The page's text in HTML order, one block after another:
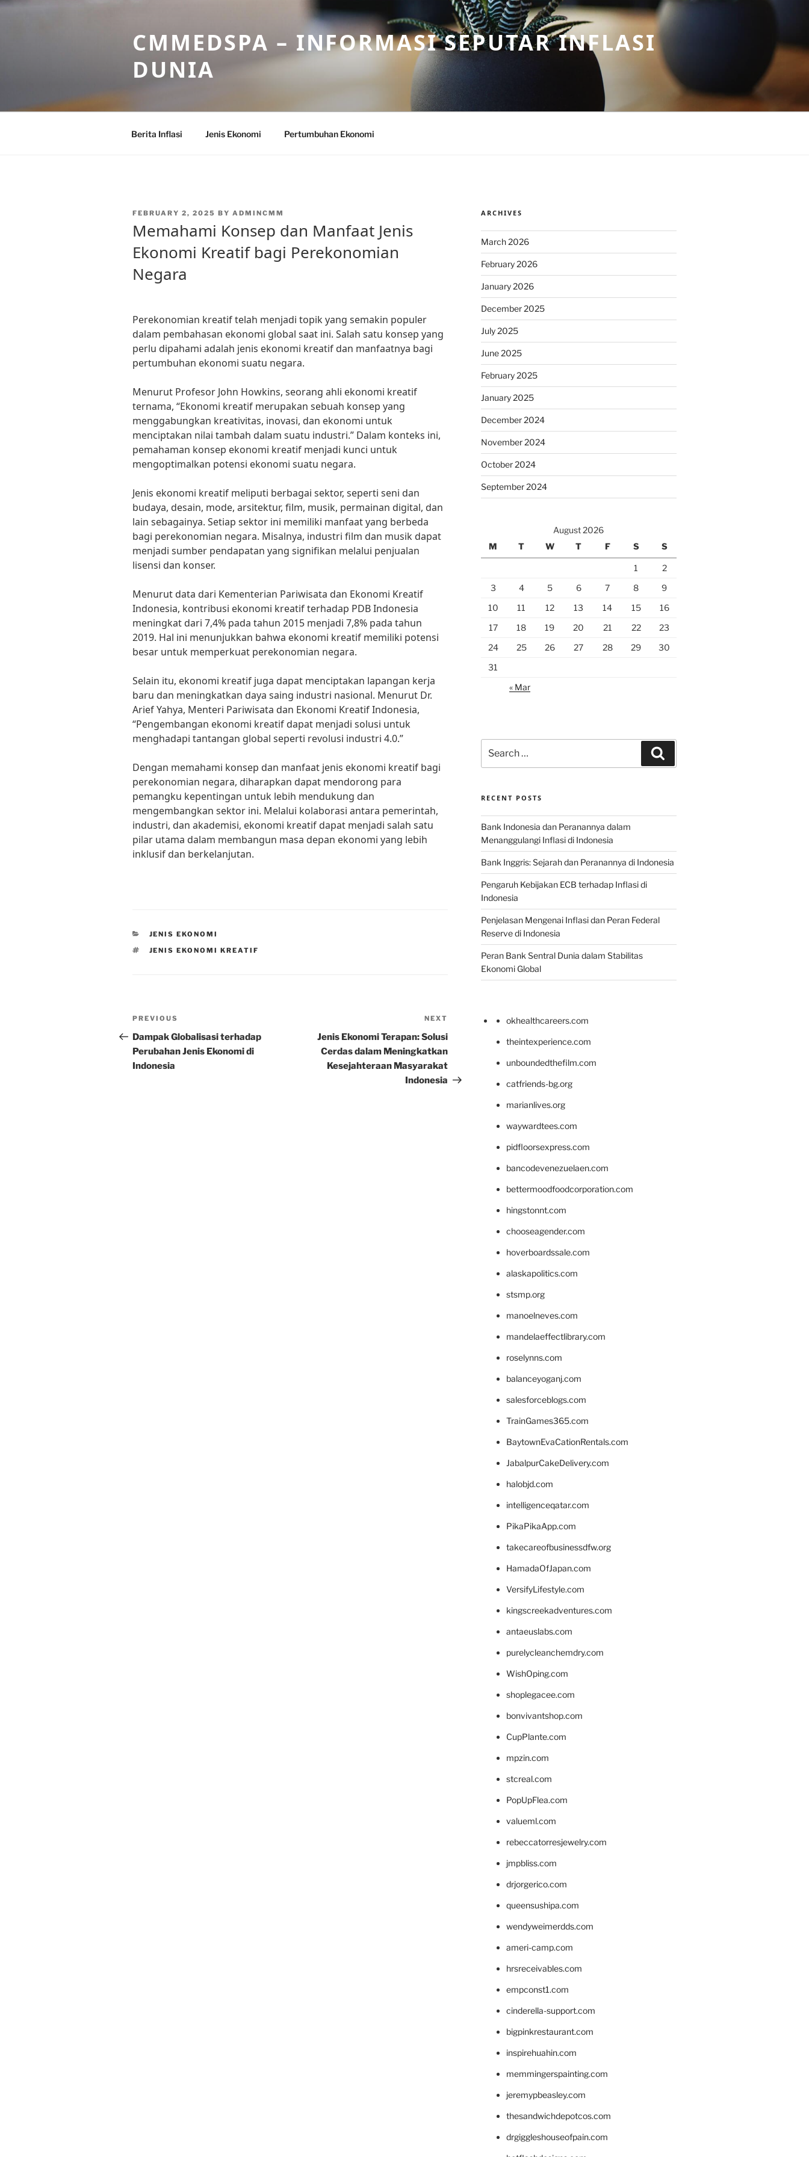
Skip
CMMEDSPA – INFORMASI SEPUTAR INFLASI
DUNIA
Berita Inflasi Jenis Ekonomi Pertumbuhan Ekonomi
POSTED
FEBRUARY 2, 2025 BY ADMINCMM
Memahami Konsep dan Manfaat Jenis
Ekonomi Kreatif bagi Perekonomian
Negara
Perekonomian kreatif telah menjadi topik yang semakin populer
dalam pembahasan ekonomi global saat ini. Salah satu konsep yang
perlu dipahami adalah jenis ekonomi kreatif dan manfaatnya bagi
pertumbuhan ekonomi suatu negara.
Menurut Profesor John Howkins, seorang ahli ekonomi kreatif
ternama, “Ekonomi kreatif merupakan sebuah konsep yang
menggabungkan kreativitas, inovasi, dan ekonomi untuk
menciptakan nilai tambah dalam suatu industri.” Dalam konteks ini,
pemahaman konsep ekonomi kreatif menjadi kunci untuk
mengoptimalkan potensi ekonomi suatu negara.
Jenis ekonomi kreatif meliputi berbagai sektor, seperti seni dan
budaya, desain, mode, arsitektur, film, musik, permainan digital, dan
lain sebagainya. Setiap sektor ini memiliki manfaat yang berbeda
bagi perekonomian negara. Misalnya, industri film dan musik dapat
menjadi sumber pendapatan yang signifikan melalui penjualan
lisensi dan konser.
Menurut data dari Kementerian Pariwisata dan Ekonomi Kreatif
Indonesia, kontribusi ekonomi kreatif terhadap PDB Indonesia
meningkat dari 7,4% pada tahun 2015 menjadi 7,8% pada tahun
2019. Hal ini menunjukkan bahwa ekonomi kreatif memiliki potensi
besar untuk memperkuat perekonomian negara.
Selain itu, ekonomi kreatif juga dapat menciptakan lapangan kerja
baru dan meningkatkan daya saing industri nasional. Menurut Dr.
Arief Yahya, Menteri Pariwisata dan Ekonomi Kreatif Indonesia,
“Pengembangan ekonomi kreatif dapat menjadi solusi untuk
menghadapi tantangan global seperti revolusi industri 4.0.”
Dengan memahami konsep dan manfaat jenis ekonomi kreatif bagi
perekonomian negara, diharapkan dapat mendorong para
pemangku kepentingan untuk lebih mendukung dan
mengembangkan sektor ini. Melalui kolaborasi antara pemerintah,
industri, dan akademisi, ekonomi kreatif dapat menjadi salah satu
pilar utama dalam membangun masa depan ekonomi yang lebih
inklusif dan berkelanjutan.
CATEGORIES
JENIS EKONOMI
TAGS
JENIS EKONOMI KREATIF
Post
navigation
Previous
Post
PREVIOUS
Dampak Globalisasi terhadap
Perubahan Jenis Ekonomi di
Indonesia
Post
NEXT
Jenis Ekonomi Terapan: Solusi
Cerdas dalam Meningkatkan
Kesejahteraan Masyarakat
Indonesia
ARCHIVES
March 2026
February 2026
January 2026
December 2025
July 2025
June 2025
February 2025
January 2025
December 2024
November 2024
October 2024
September 2024
August 2026
M
T W T F S S
1
2
3
4 5 6 7 8
9
10
11 12 13 14 15
16
17
18 19 20 21 22
23
24
25 26 27 28 29
30
31
« Mar
for:
RECENT POSTS
Bank Indonesia dan Peranannya dalam
Menanggulangi Inflasi di Indonesia
Bank Inggris: Sejarah dan Peranannya di Indonesia
Pengaruh Kebijakan ECB terhadap Inflasi di
Indonesia
Penjelasan Mengenai Inflasi dan Peran Federal
Reserve di Indonesia
Peran Bank Sentral Dunia dalam Stabilitas
Ekonomi Global
okhealthcareers.com
theintexperience.com
unboundedthefilm.com
catfriends-bg.org
marianlives.org
waywardtees.com
pidfloorsexpress.com
bancodevenezuelaen.com
bettermoodfoodcorporation.com
hingstonnt.com
chooseagender.com
hoverboardssale.com
alaskapolitics.com
stsmp.org
manoelneves.com
mandelaeffectlibrary.com
roselynns.com
balanceyoganj.com
salesforceblogs.com
TrainGames365.com
BaytownEvaCationRentals.com
JabalpurCakeDelivery.com
halobjd.com
intelligenceqatar.com
PikaPikaApp.com
takecareofbusinessdfw.org
HamadaOfJapan.com
VersifyLifestyle.com
kingscreekadventures.com
antaeuslabs.com
purelycleanchemdry.com
WishOping.com
shoplegacee.com
bonvivantshop.com
CupPlante.com
mpzin.com
stcreal.com
PopUpFlea.com
valueml.com
rebeccatorresjewelry.com
jmpbliss.com
drjorgerico.com
queensushipa.com
wendyweimerdds.com
ameri-camp.com
hrsreceivables.com
empconst1.com
cinderella-support.com
bigpinkrestaurant.com
inspirehuahin.com
memmingerspainting.com
jeremypbeasley.com
thesandwichdepotcos.com
drgiggleshouseofpain.com